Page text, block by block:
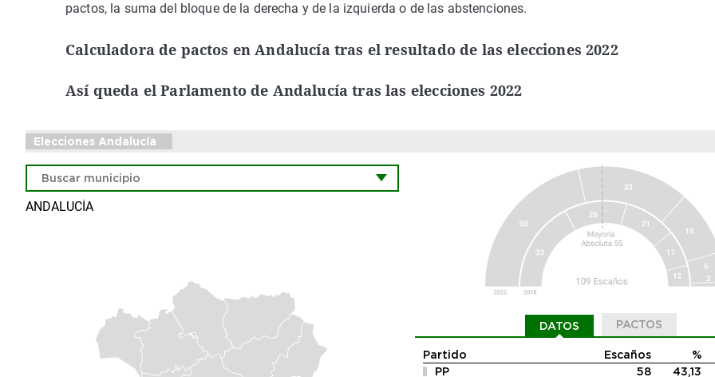
pactos, la suma del bloque de la derecha y de la izquierda o de las abstenciones.
Calculadora de pactos en Andalucía tras el resultado de las elecciones 2022
Así queda el Parlamento de Andalucía tras las elecciones 2022
Elecciones Andalucía
ANDALUCÍA
DATOS PACTOS
Partido Escaños %
PP
58 43,13